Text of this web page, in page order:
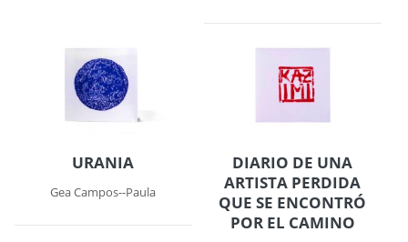
URANIA
Gea Campos--Paula
DIARIO DE UNA
ARTISTA PERDIDA
QUE SE ENCONTRÓ
POR EL CAMINO